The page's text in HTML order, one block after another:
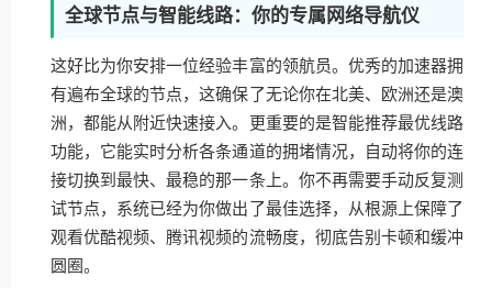
全球节点与智能线路：你的专属网络导航仪
这好比为你安排一位经验丰富的领航员。优秀的加速器拥
有遍布全球的节点，这确保了无论你在北美、欧洲还是澳
洲，都能从附近快速接入。更重要的是智能推荐最优线路
功能，它能实时分析各条通道的拥堵情况，自动将你的连
接切换到最快、最稳的那一条上。你不再需要手动反复测
试节点，系统已经为你做出了最佳选择，从根源上保障了
观看优酷视频、腾讯视频的流畅度，彻底告别卡顿和缓冲
圆圈。